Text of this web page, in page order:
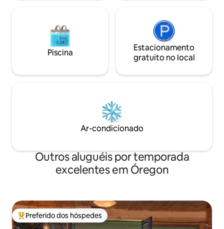
Piscina
Estacionamento
gratuito no local
Ar-condicionado
Outros aluguéis por temporada
excelentes em Óregon
Entre os melhores preferidos dos hóspedes
Preferido dos hóspedes